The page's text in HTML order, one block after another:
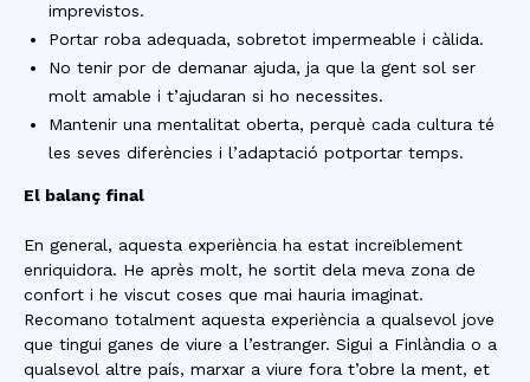
imprevistos.
Portar roba adequada, sobretot impermeable i càlida.
No tenir por de demanar ajuda, ja que la gent sol ser
molt amable i t’ajudaran si ho necessites.
Mantenir una mentalitat oberta, perquè cada cultura té
les seves diferències i l’adaptació potportar temps.
El balanç final
En general, aquesta experiència ha estat increïblement
enriquidora. He après molt, he sortit dela meva zona de
confort i he viscut coses que mai hauria imaginat.
Recomano totalment aquesta experiència a qualsevol jove
que tingui ganes de viure a l’estranger. Sigui a Finlàndia o a
qualsevol altre país, marxar a viure fora t’obre la ment, et